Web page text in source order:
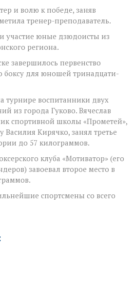
и волю к победе, заняв
тренер-преподаватель.
участие юные дзюдоисты из
региона.
завершилось первенство
боксу для юношей тринадцати-
турнире воспитанники двух
из города Гуково. Вячеслав
спортивной школы «Прометей»,
Василия Кирячко, занял третье
до 57 килограммов.
клуба «Мотиватор» (его
завоевал второе место в
спортсмены со всего